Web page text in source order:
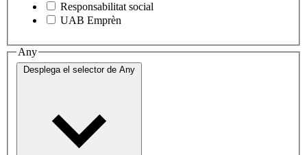
Responsabilitat social
UAB Emprèn
Any
Desplega el selector de Any